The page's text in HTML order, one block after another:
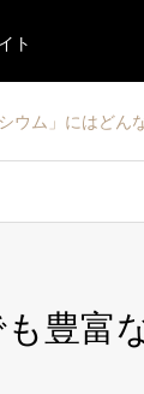
ト
ウム」にはどん
豊富